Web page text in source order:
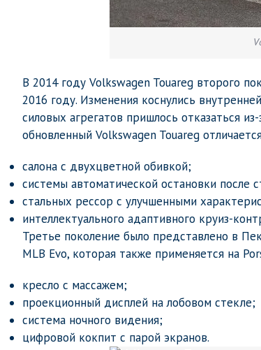
В 2014 году Volkswagen Touareg второго
2016 году. Изменения коснулись
силовых агрегатов пришлось отказаться
обновленный Volkswagen Touareg
салона с двухцветной обивкой;
системы автоматической остановки после
стальных рессор с улучшенными
интеллектуального адаптивного круиз-
Третье поколение было представлено в
MLB Evo, которая также применяется на
кресло с массажем;
проекционный дисплей на лобовом стекле;
система ночного видения;
цифровой кокпит с парой экранов.